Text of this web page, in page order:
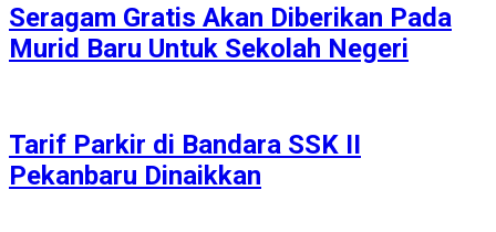
Seragam Gratis Akan Diberikan Pada
Murid Baru Untuk Sekolah Negeri
Tarif Parkir di Bandara SSK II
Pekanbaru Dinaikkan